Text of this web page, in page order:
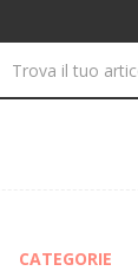
CATEGORIE